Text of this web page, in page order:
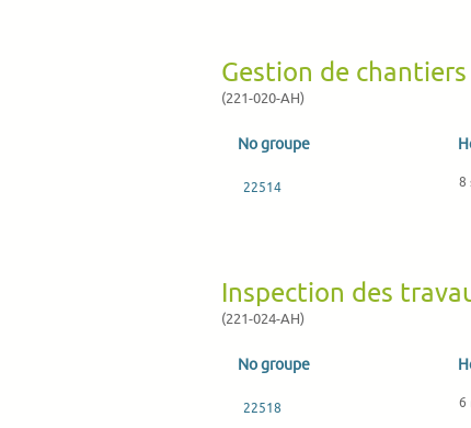
Gestion de
(221-020-AH)
No groupe
22514 8
Inspection des
(221-024-AH)
No groupe
22518 6